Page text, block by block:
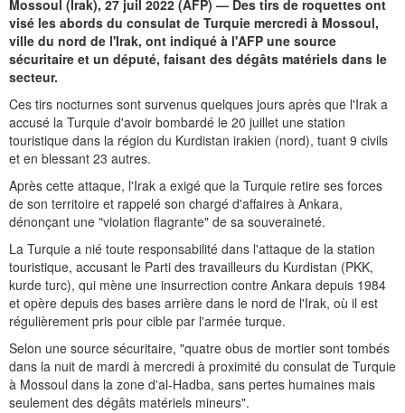
Mossoul (Irak), 27 juil 2022 (AFP) — Des tirs de roquettes ont
visé les abords du consulat de Turquie mercredi à Mossoul,
ville du nord de l'Irak, ont indiqué à l'AFP une source
sécuritaire et un député, faisant des dégâts matériels dans le
secteur.
Ces tirs nocturnes sont survenus quelques jours après que l'Irak a
accusé la Turquie d'avoir bombardé le 20 juillet une station
touristique dans la région du Kurdistan irakien (nord), tuant 9 civils
et en blessant 23 autres.
Après cette attaque, l'Irak a exigé que la Turquie retire ses forces
de son territoire et rappelé son chargé d'affaires à Ankara,
dénonçant une "violation flagrante" de sa souveraineté.
La Turquie a nié toute responsabilité dans l'attaque de la station
touristique, accusant le Parti des travailleurs du Kurdistan (PKK,
kurde turc), qui mène une insurrection contre Ankara depuis 1984
et opère depuis des bases arrière dans le nord de l'Irak, où il est
régulièrement pris pour cible par l'armée turque.
Selon une source sécuritaire, "quatre obus de mortier sont tombés
dans la nuit de mardi à mercredi à proximité du consulat de Turquie
à Mossoul dans la zone d'al-Hadba, sans pertes humaines mais
seulement des dégâts matériels mineurs".